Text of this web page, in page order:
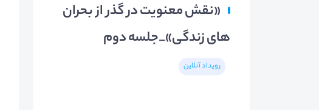
«نقش معنویت در گذر از بحران
های زندگی»_جلسه دوم
رویداد آنلاین